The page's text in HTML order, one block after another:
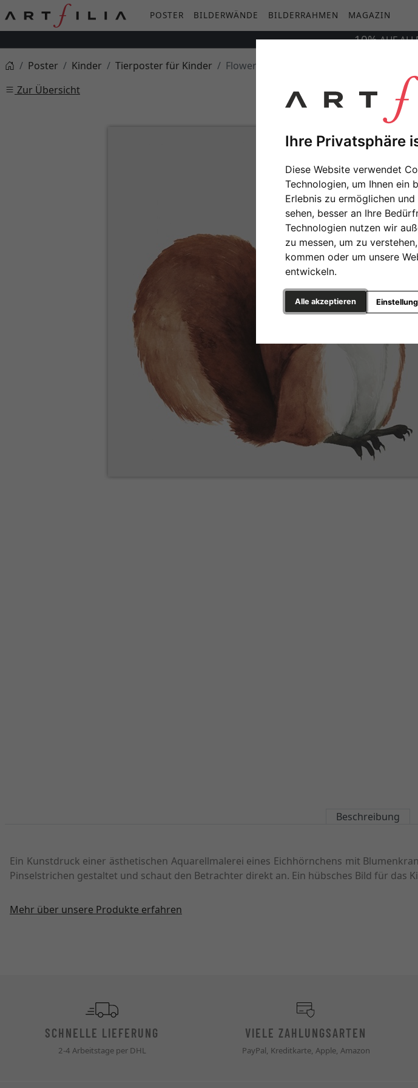
Ihre Privatsphäre
Diese Website verwendet
Technologien, um Ihnen ein
Erlebnis zu ermöglichen
sehen, besser an Ihre
Technologien nutzen wir
zu messen, um zu
kommen oder um unsere
entwickeln.
Alle akzeptieren
POSTER BILDERWÄNDE BILDERRAHMEN MAGAZIN
10%AUF
Poster
Kinder Tierposter für Kinder
Flower Crowns No. 1
Zur Übersicht
Beschreibung
Ein Kunstdruck einer ästhetischen Aquarellmalerei eines Eichhörnchens mit
Pinselstrichen gestaltet und schaut den Betrachter direkt an. Ein hübsches Bild für das
Mehr über unsere Produkte erfahren
SCHNELLE LIEFERUNG
2-4 Arbeitstage per DHL
VIELE ZAHLUNGSARTEN
PayPal, Kreditkarte, Apple, Amazon